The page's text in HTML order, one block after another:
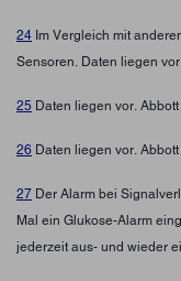
24 Im Vergleich mit
Sensoren. Daten liegen
25 Daten liegen vor.
26 Daten liegen vor.
27 Der Alarm bei
Mal ein Glukose-Alarm
jederzeit aus- und wieder